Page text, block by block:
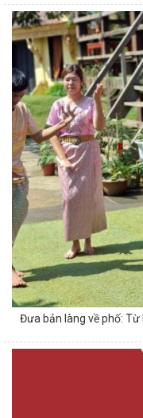
Đưa bản làng về phố: